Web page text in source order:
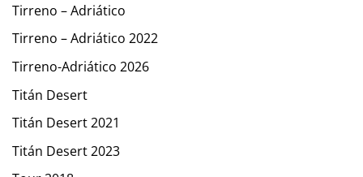
Tirreno – Adriático
Tirreno – Adriático 2022
Tirreno-Adriático 2026
Titán Desert
Titán Desert 2021
Titán Desert 2023